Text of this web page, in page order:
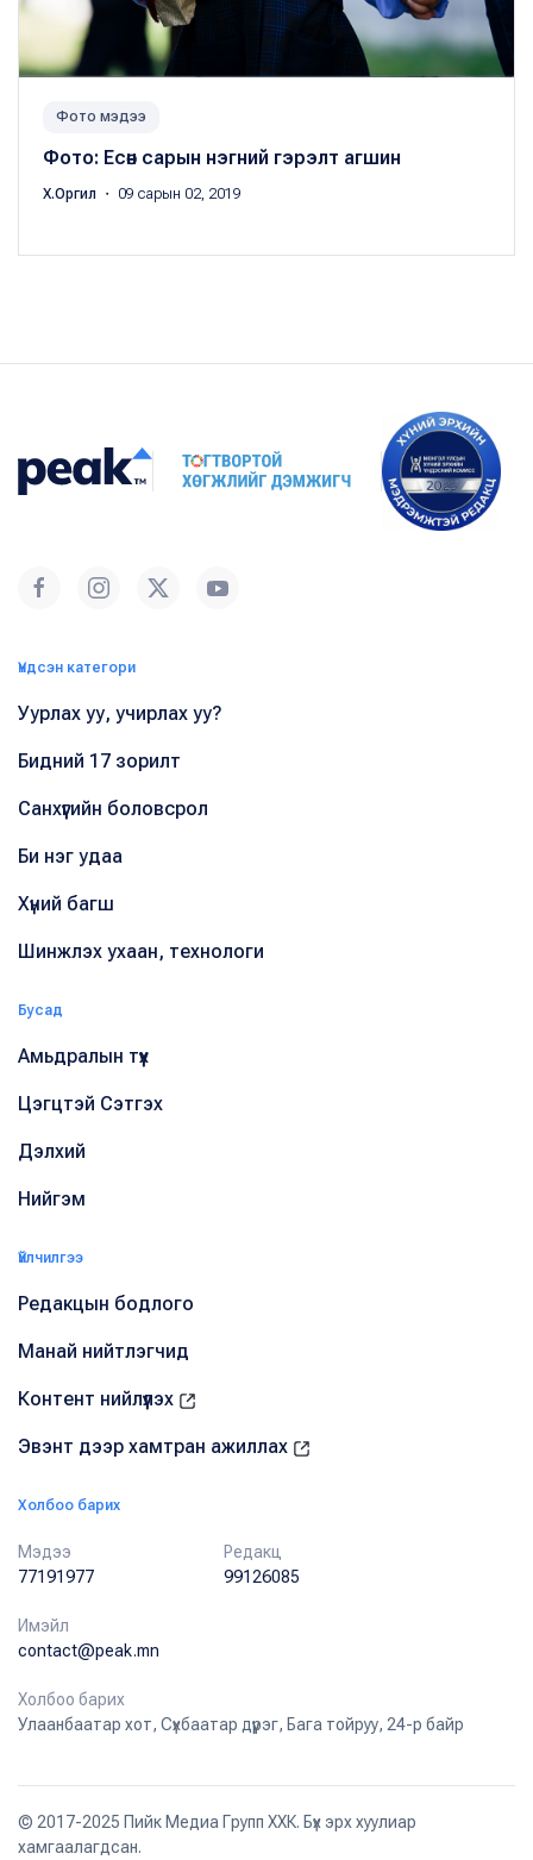
Фото мэдээ
Фото: Есөн сарын нэгний гэрэлт агшин
Х.Оргил ・ 09 сарын 02, 2019
Үндсэн категори
Уурлах уу, учирлах уу?
Бидний 17 зорилт
Санхүүгийн боловсрол
Би нэг удаа
Хүний багш
Шинжлэх ухаан, технологи
Бусад
Амьдралын түүх
Цэгцтэй Сэтгэх
Дэлхий
Нийгэм
Үйлчилгээ
Редакцын бодлого
Манай нийтлэгчид
Контент нийлүүлэх
Эвэнт дээр хамтран ажиллах
Холбоо барих
Мэдээ
77191977
Редакц
99126085
Имэйл
contact@peak.mn
Холбоо барих
Улаанбаатар хот, Сүхбаатар дүүрэг, Бага тойруу, 24-р байр
© 2017-2025 Пийк Медиа Групп ХХК. Бүх эрх хуулиар
хамгаалагдсан.